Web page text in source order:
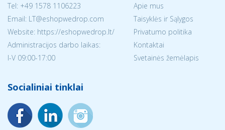
Tel: +49 1578 1106223
Email: LT@eshopwedrop.com
Website: https://eshopwedrop.lt/
Administracijos darbo laikas:
I-V 09:00-17:00
Apie mus
Taisyklės ir Sąlygos
Privatumo politika
Kontaktai
Svetainės žemėlapis
Socialiniai tinklai